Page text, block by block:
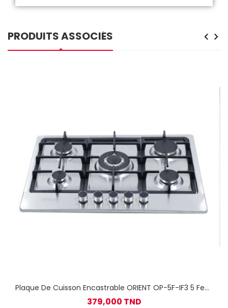
PRODUITS ASSOCIÉS
Plaque De Cuisson Encastrable ORIENT OP-5F-IF3 5 Feux
75cm - Inox
379,000 TND